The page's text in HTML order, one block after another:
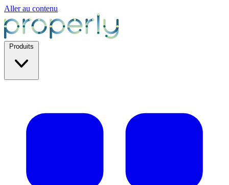
Aller au contenu